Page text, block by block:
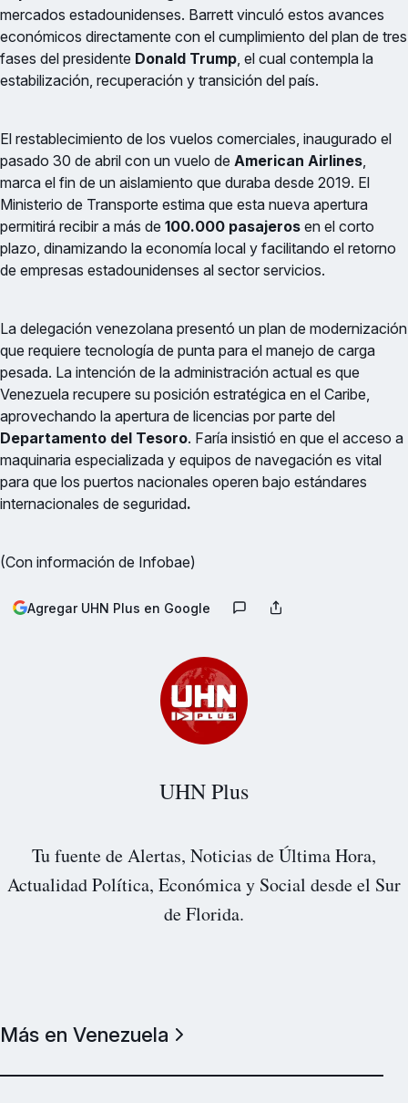
mercados estadounidenses. Barrett vinculó estos avances
económicos directamente con el cumplimiento del plan de tres
fases del presidente Donald Trump, el cual contempla la
estabilización, recuperación y transición del país.
El restablecimiento de los vuelos comerciales, inaugurado el
pasado 30 de abril con un vuelo de American Airlines,
marca el fin de un aislamiento que duraba desde 2019. El
Ministerio de Transporte estima que esta nueva apertura
permitirá recibir a más de 100.000 pasajeros en el corto
plazo, dinamizando la economía local y facilitando el retorno
de empresas estadounidenses al sector servicios.
La delegación venezolana presentó un plan de modernización
que requiere tecnología de punta para el manejo de carga
pesada. La intención de la administración actual es que
Venezuela recupere su posición estratégica en el Caribe,
aprovechando la apertura de licencias por parte del
Departamento del Tesoro. Faría insistió en que el acceso a
maquinaria especializada y equipos de navegación es vital
para que los puertos nacionales operen bajo estándares
internacionales de seguridad.
(Con información de Infobae)
Agregar UHN Plus en Google
UHN Plus
Tu fuente de Alertas, Noticias de Última Hora,
Actualidad Política, Económica y Social desde el Sur
de Florida.
Más en Venezuela